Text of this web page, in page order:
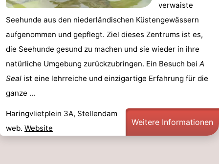
verwaiste
Seehunde aus den niederländischen Küstengewässern
aufgenommen und gepflegt. Ziel dieses Zentrums ist es,
die Seehunde gesund zu machen und sie wieder in ihre
natürliche Umgebung zurückzubringen. Ein Besuch bei A
Seal ist eine lehrreiche und einzigartige Erfahrung für die
ganze ...
Haringvlietplein 3A, Stellendam
web. Website
Weitere Informationen